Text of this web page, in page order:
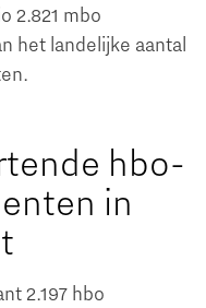
2.821 mbo
het landelijke aantal
hbo-
in
2.197 hbo